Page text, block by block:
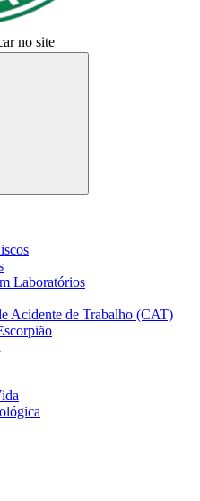
no site
Laboratórios
Acidente de Trabalho (CAT)